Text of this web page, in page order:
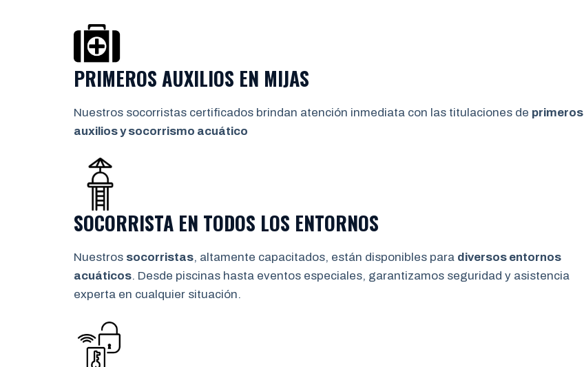
PRIMEROS AUXILIOS EN MIJAS
Nuestros socorristas certificados brindan atención inmediata con las titulaciones de primeros
auxilios y socorrismo acuático
SOCORRISTA EN TODOS LOS ENTORNOS
Nuestros socorristas, altamente capacitados, están disponibles para diversos entornos
acuáticos. Desde piscinas hasta eventos especiales, garantizamos seguridad y asistencia
experta en cualquier situación.